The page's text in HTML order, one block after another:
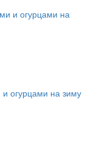
огурцами на зиму